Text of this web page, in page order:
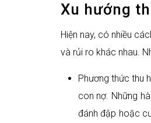
Xu hướng
Hiện nay, có nhiều
và rủi ro khác nhau.
Phương thức thu
con nợ. Những
đánh đập hoặc